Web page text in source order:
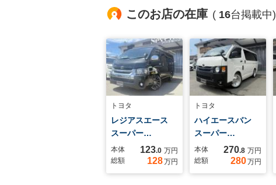
このお店の在庫 ( 16台掲載中)
トヨタ
レジアスエース
スーパー…
本体 123.0 万円
総額
128万円
トヨタ
ハイエースバン
スーパー…
本体 270.8 万円
総額
280万円